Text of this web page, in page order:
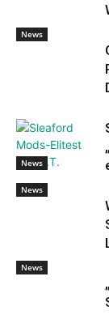
News
News
News
News